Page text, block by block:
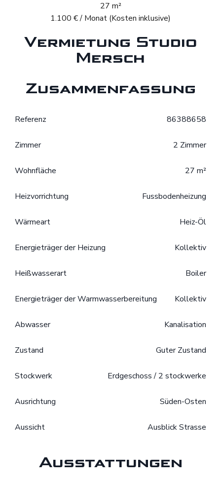
27 m²
1.100 € / Monat (Kosten inklusive)
Vermietung Studio
Mersch
Zusammenfassung
Referenz 86388658
Zimmer 2 Zimmer
Wohnfläche 27 m²
Heizvorrichtung Fussbodenheizung
Wärmeart Heiz-Öl
Energieträger der Heizung Kollektiv
Heißwasserart Boiler
Energieträger der Warmwasserbereitung Kollektiv
Abwasser Kanalisation
Zustand Guter Zustand
Stockwerk Erdgeschoss / 2 stockwerke
Ausrichtung Süden-Osten
Aussicht Ausblick Strasse
Ausstattungen